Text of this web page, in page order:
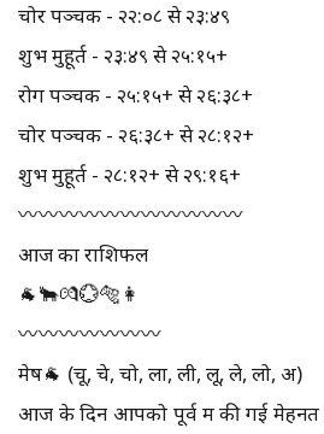
चोर पञ्चक - २२:०८ से २३:४९
शुभ मुहूर्त - २३:४९ से २५:१५+
रोग पञ्चक - २५:१५+ से २६:३८+
चोर पञ्चक - २६:३८+ से २८:१२+
शुभ मुहूर्त - २८:१२+ से २९:१६+
〰️〰️〰️〰️〰️〰️〰️〰️〰️〰️〰️
आज का राशिफल
🐐🐂💏💮🐅👩
〰️〰️〰️〰️〰️〰️〰️
मेष🐐 (चू, चे, चो, ला, ली, लू, ले, लो, अ)
आज के दिन आपको पूर्व में की गई